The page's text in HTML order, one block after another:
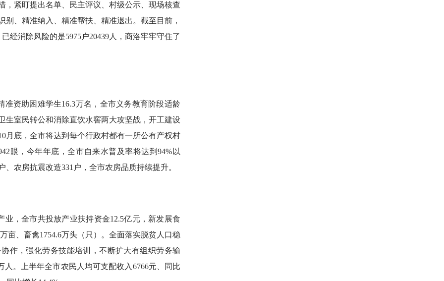
，紧盯提出名单、民主评议、村级公示、现场核查
、精准纳入、精准帮扶、精准退出。截至目前，
经消除风险的是5975户20439人，商洛牢牢守住了
准资助困难学生16.3万名，全市义务教育阶段适龄
生室民转公和消除直饮水窖两大攻坚战，开工建设
月底，全市将达到每个行政村都有一所公有产权村
眼，今年年底，全市自来水普及率将达到94%以
农房抗震改造331户，全市农房品质持续提升。
业，全市共投放产业扶持资金12.5亿元，新发展食
亩、畜禽1754.6万头（只）。全面落实脱贫人口稳
作，强化劳务技能培训，不断扩大有组织劳务输
。上半年全市农民人均可支配收入6766元、同比